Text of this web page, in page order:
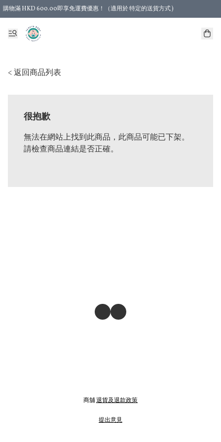
購物滿 HKD 600.00即享免運費優惠！（適用於 特定的送貨方式 )
< 返回商品列表
很抱歉
無法在網站上找到此商品，此商品可能已下架。
請檢查商品連結是否正確。
商舖退貨及退款政策
提出意見